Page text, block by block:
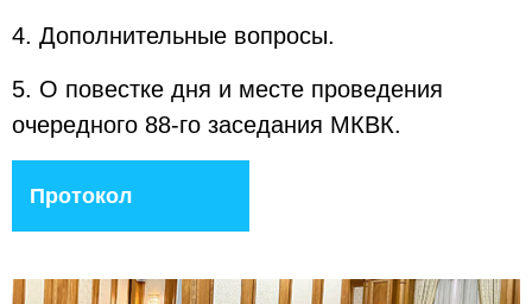
4. Дополнительные вопросы.
5. О повестке дня и месте проведения
очередного 88-го заседания МКВК.
Протокол